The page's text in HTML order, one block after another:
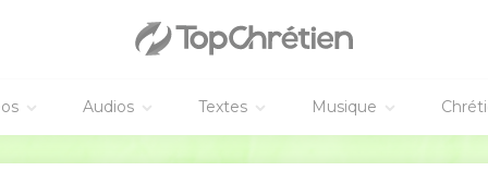
Audios Textes Musique
sont disponibles en vidéo pour le moment.